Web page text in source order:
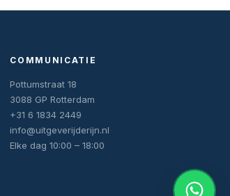
COMMUNICATIE
Pottumstraat 18
3088 GP Rotterdam
+31 6 1834 2449
info@uitgeverijderijn.nl
Elke dag 10:00 – 18:00